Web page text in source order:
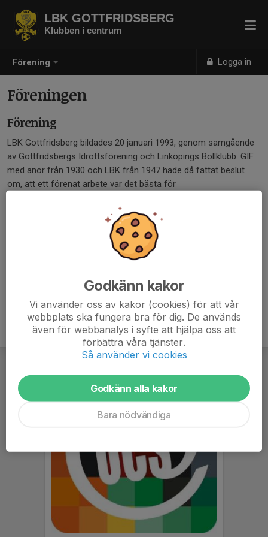
Förening Logga in
LBK GOTTFRIDSBERG
Klubben i centrum
Föreningen
Förening
LBK Gottfridsberg bildades 20 januari 1993, genom samgående
av Gottfridsbergs Idrottsförening och Linköpings Bollklubb. GIF
med anor från 1930 och LBK från 1947 hade då fattat beslut
om, att ett förenat arbete var det bästa för
Linköping. Historiskt har GIF haft flera idrotter på programmet,
såsom bandy, bordtennis, ishockey och fotboll med bästa
LBK-arna spelade i början även bandy, men fotboll har alltid varit
Herrlaget spelar sedan 2023 i division 4.
Godkänn kakor
Vi använder oss av kakor (cookies) för att vår
webbplats ska fungera bra för dig. De används
även för webbanalys i syfte att hjälpa oss att
förbättra våra tjänster.
Så använder vi cookies
Godkänn alla kakor
Bara nödvändiga